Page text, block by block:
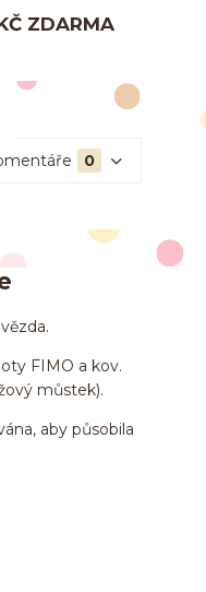
ZDARMA
0
FIMO a kov.
můstek).
aby působila